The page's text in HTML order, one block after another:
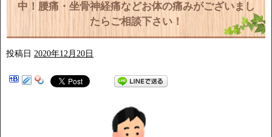
中！腰痛・坐骨神経痛などお体の痛みがございまし
たらご相談下さい！
投稿日 2020年12月20日